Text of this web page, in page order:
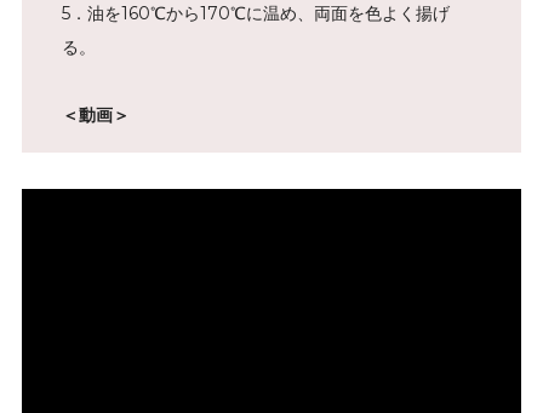
5．油を160℃から170℃に温め、両面を色よく揚げ
る。
＜動画＞